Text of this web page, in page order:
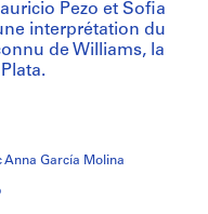
Pezo et Sofia
interprétation du
de Williams, la
Anna García Molina